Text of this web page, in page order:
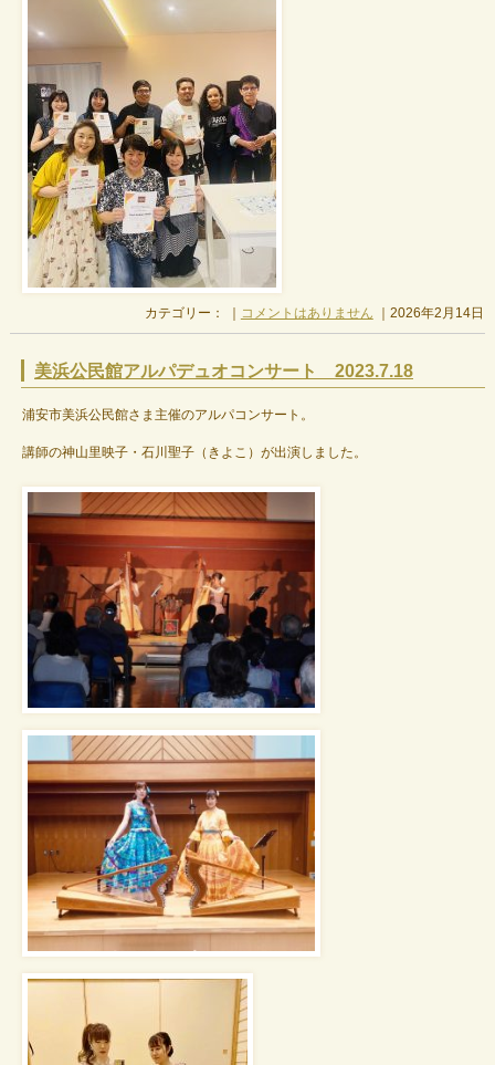
カテゴリー： ｜ コメントはありません ｜2026年2月14日
美浜公民館アルパデュオコンサート 2023.7.18
浦安市美浜公民館さま主催のアルパコンサート。
講師の神山里映子・石川聖子（きよこ）が出演しました。